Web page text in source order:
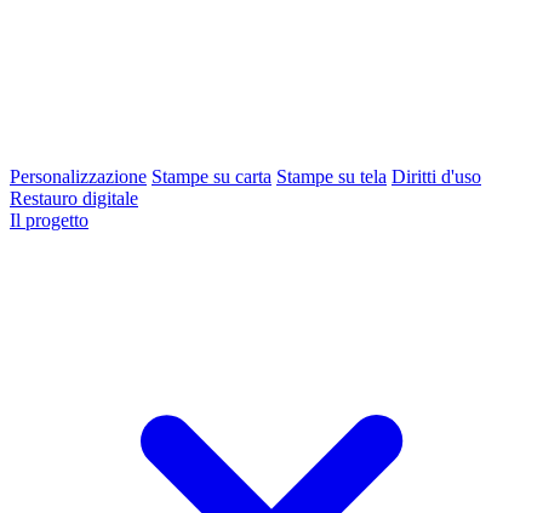
Personalizzazione Stampe su carta Stampe su tela Diritti d'uso
Restauro digitale
Il progetto